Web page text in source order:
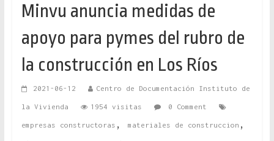
Minvu anuncia medidas de
apoyo para pymes del rubro de
la construcción en Los Ríos
2021-06-12 Centro de Documentación Instituto de
la Vivienda 1954 visitas 0 Comment
empresas constructoras , materiales de construccion ,